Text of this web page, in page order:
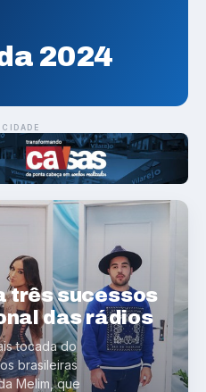
2024
três sucessos
das rádios
tocada do
brasileiras
Melim, que